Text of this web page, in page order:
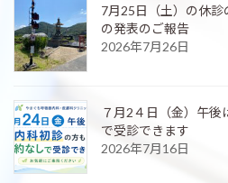
7月25日（土）の休
の発表のご報告
2026年7月26日
７月2４日（金）午後
で受診できます
2026年7月16日